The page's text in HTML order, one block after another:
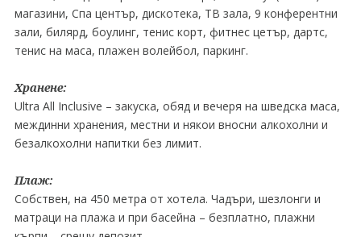
магазини, Спа център, дискотека, TВ зала, 9 конферентни
зали, билярд, боулинг, тенис корт, фитнес цетър, дартс,
тенис на маса, плажен волейбол, паркинг.
Хранене:
Ultra All Inclusive – закуска, обяд и вечеря на шведска маса,
междинни хранения, местни и някои вносни алкохолни и
безалкохолни напитки без лимит.
Плаж:
Собствен, на 450 метра от хотела. Чадъри, шезлонги и
матраци на плажа и при басейна – безплатно, плажни